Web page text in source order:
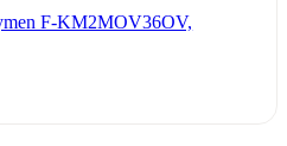
F-KM2MOV36OV,